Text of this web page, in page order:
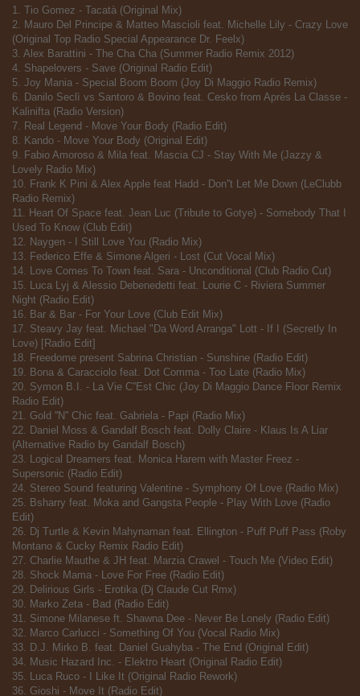
1. Tio Gomez - Tacatà (Original Mix)
2. Mauro Del Principe & Matteo Mascioli feat. Michelle Lily - Crazy Love
(Original Top Radio Special Appearance Dr. Feelx)
3. Alex Barattini - The Cha Cha (Summer Radio Remix 2012)
4. Shapelovers - Save (Original Radio Edit)
5. Joy Mania - Special Boom Boom (Joy Di Maggio Radio Remix)
6. Danilo Seclì vs Santoro & Bovino feat. Cesko from Après La Classe -
Kalinifta (Radio Version)
7. Real Legend - Move Your Body (Radio Edit)
8. Kando - Move Your Body (Original Edit)
9. Fabio Amoroso & Mila feat. Mascia CJ - Stay With Me (Jazzy &
Lovely Radio Mix)
10. Frank K Pini & Alex Apple feat Hadd - Don''t Let Me Down (LeClubb
Radio Remix)
11. Heart Of Space feat. Jean Luc (Tribute to Gotye) - Somebody That I
Used To Know (Club Edit)
12. Naygen - I Still Love You (Radio Mix)
13. Federico Effe & Simone Algeri - Lost (Cut Vocal Mix)
14. Love Comes To Town feat. Sara - Unconditional (Club Radio Cut)
15. Luca Lyj & Alessio Debenedetti feat. Lourie C - Riviera Summer
Night (Radio Edit)
16. Bar & Bar - For Your Love (Club Edit Mix)
17. Steavy Jay feat. Michael "Da Word Arranga" Lott - If I (Secretly In
Love) [Radio Edit]
18. Freedome present Sabrina Christian - Sunshine (Radio Edit)
19. Bona & Caracciolo feat. Dot Comma - Too Late (Radio Mix)
20. Symon B.I. - La Vie C''Est Chic (Joy Di Maggio Dance Floor Remix
Radio Edit)
21. Gold ''N'' Chic feat. Gabriela - Papi (Radio Mix)
22. Daniel Moss & Gandalf Bosch feat. Dolly Claire - Klaus Is A Liar
(Alternative Radio by Gandalf Bosch)
23. Logical Dreamers feat. Monica Harem with Master Freez -
Supersonic (Radio Edit)
24. Stereo Sound featuring Valentine - Symphony Of Love (Radio Mix)
25. Bsharry feat. Moka and Gangsta People - Play With Love (Radio
Edit)
26. Dj Turtle & Kevin Mahynaman feat. Ellington - Puff Puff Pass (Roby
Montano & Cucky Remix Radio Edit)
27. Charlie Mauthe & JH feat. Marzia Crawel - Touch Me (Video Edit)
28. Shock Mama - Love For Free (Radio Edit)
29. Delirious Girls - Erotika (Dj Claude Cut Rmx)
30. Marko Zeta - Bad (Radio Edit)
31. Simone Milanese ft. Shawna Dee - Never Be Lonely (Radio Edit)
32. Marco Carlucci - Something Of You (Vocal Radio Mix)
33. D.J. Mirko B. feat. Daniel Guahyba - The End (Original Edit)
34. Music Hazard Inc. - Elektro Heart (Original Radio Edit)
35. Luca Ruco - I Like It (Original Radio Rework)
36. Gioshi - Move It (Radio Edit)